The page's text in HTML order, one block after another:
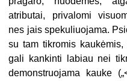
atributai, privalomi
nes jais spekuliuojama.
su tam tikromis
gali kankinti labiau nei
demonstruojama kauke